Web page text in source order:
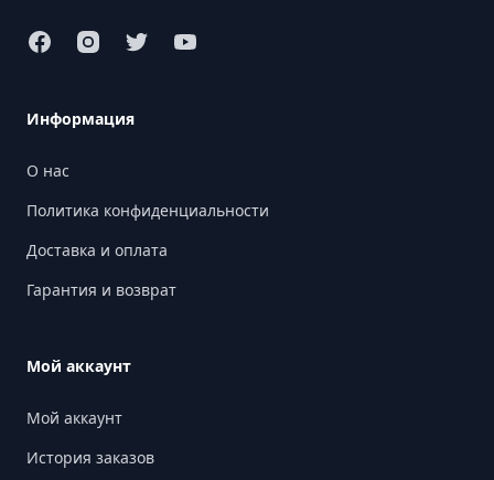
Информация
О нас
Политика конфиденциальности
Доставка и оплата
Гарантия и возврат
Мой аккаунт
Мой аккаунт
История заказов